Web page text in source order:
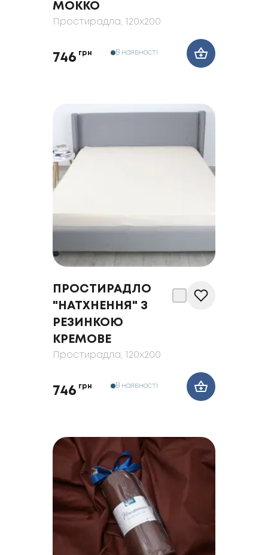
МОККО
Простирадла, 120x200
746 грн В наявності
ПРОСТИРАДЛО
"НАТХНЕННЯ" З
РЕЗИНКОЮ
КРЕМОВЕ
Простирадла, 120x200
746 грн В наявності